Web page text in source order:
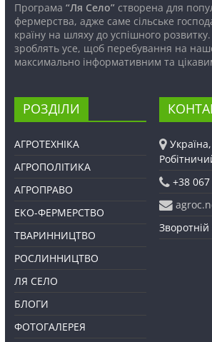
Програма “Ля Село”створена для
фермерства, адже саме сільське
країну на шляху до успішного
зроблять усе, щоб перебування на
максимально інформативним та
РОЗДІЛИ
АГРОТЕХНІКА
АГРОПОЛІТИКА
АГРОПРАВО
ЕКО-ФЕРМЕРСТВО
ТВАРИННИЦТВО
РОСЛИННИЦТВО
ЛЯ СЕЛО
БЛОГИ
ФОТОГАЛЕРЕЯ
+38
Зворотній